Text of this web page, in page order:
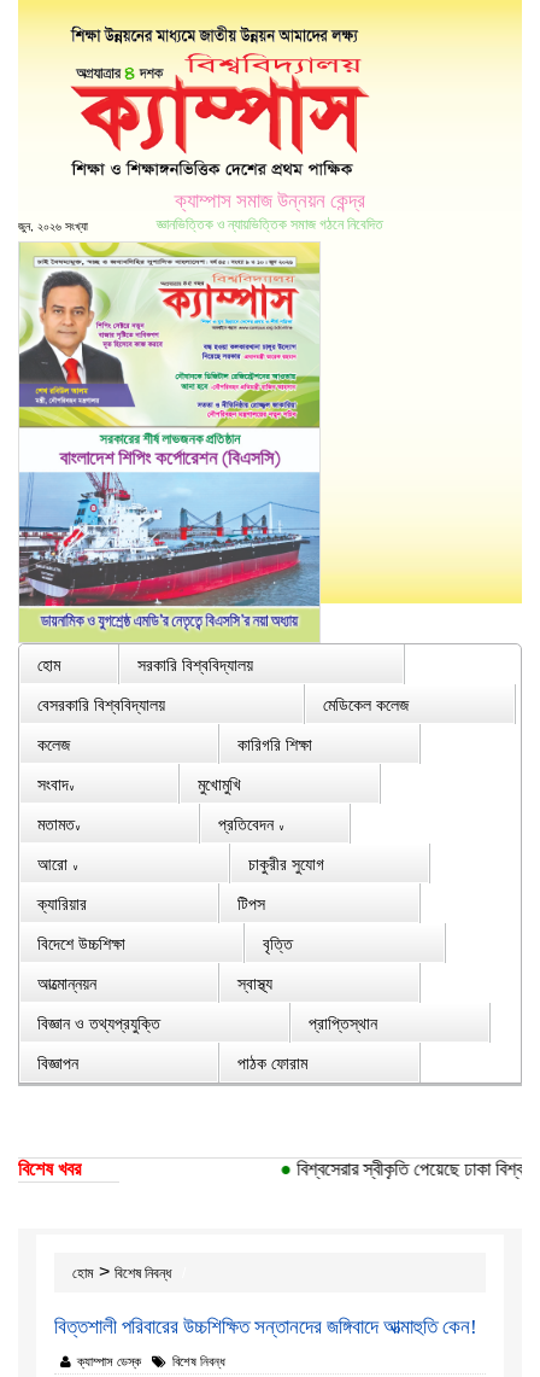
ক্যাম্পাস সমাজ উন্নয়ন কেন্দ্র
জ্ঞানভিত্তিক ও ন্যায়ভিত্তিক সমাজ গঠনে নিবেদিত
জুন, ২০২৬ সংখ্যা
হোম
সরকারি বিশ্ববিদ্যালয়
বেসরকারি বিশ্ববিদ্যালয়
মেডিকেল কলেজ
কলেজ
কারিগরি শিক্ষা
সংবাদ∨
মুখোমুখি
মতামত∨ প্রতিবেদন ∨
আরো ∨
চাকুরীর সুযোগ
ক্যারিয়ার
টিপস
বিদেশে উচ্চশিক্ষা
বৃত্তি
আত্মোন্নয়ন
স্বাস্থ্য
বিজ্ঞান ও তথ্যপ্রযুক্তি
প্রাপ্তিস্থান
বিজ্ঞাপন
পাঠক ফোরাম
বিশেষ খবর বিশ্বসেরার স্বীকৃতি পেয়েছে ঢাকা
হোম > বিশেষ নিবন্ধ
বিত্তশালী পরিবারের উচ্চশিক্ষিত সন্তানদের জঙ্গিবাদে আত্মাহুতি কেন!
ক্যাম্পাস ডেস্ক বিশেষ নিবন্ধ